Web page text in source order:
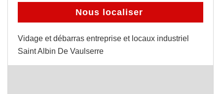
Nous localiser
Vidage et débarras entreprise et locaux industriel
Saint Albin De Vaulserre